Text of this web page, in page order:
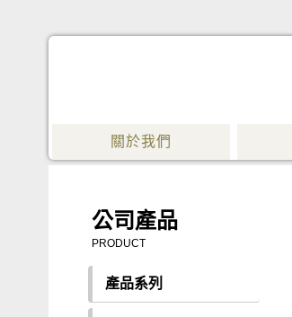
關於我們
公司產品
PRODUCT
產品系列